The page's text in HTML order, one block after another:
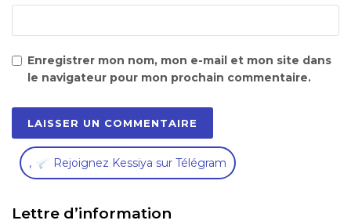
Enregistrer mon nom, mon e-mail et mon site dans
le navigateur pour mon prochain commentaire.
, Rejoignez Kessiya sur Télégram
Lettre d’information